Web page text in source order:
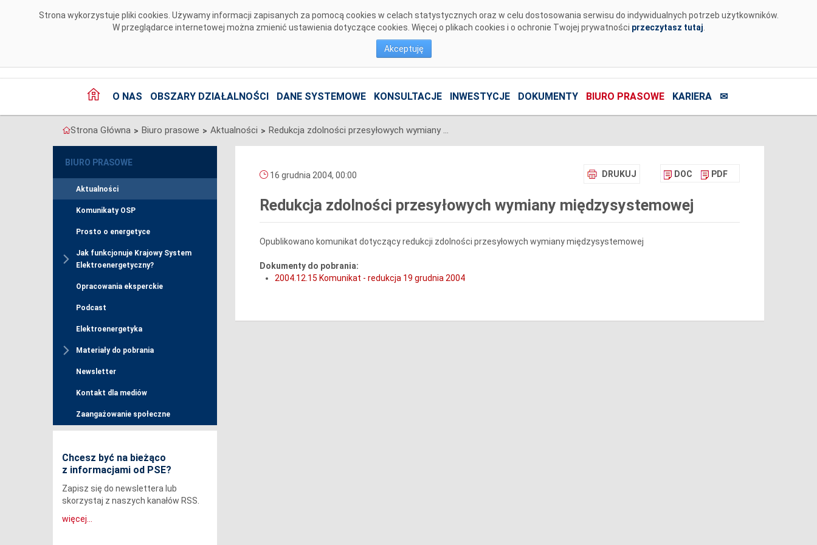
Strona wykorzystuje pliki cookies. Używamy informacji zapisanych za pomocą cookies w celach statystycznych oraz w celu dostosowania serwisu do indywidualnych potrzeb użytkowników.
W przeglądarce internetowej można zmienić ustawienia dotyczące cookies. Więcej o plikach cookies i o ochronie Twojej prywatności przeczytasz tutaj
Akceptuję
O NAS OBSZARY DZIAŁALNOŚCI DANE SYSTEMOWE KONSULTACJE INWESTYCJE DOKUMENTY BIURO PRASOWE KARIERA ✉
Strona Główna > Biuro prasowe > Aktualności > Redukcja zdolności przesyłowych wymiany międzysystemowej
BIURO PRASOWE
Aktualności
Komunikaty OSP
Prosto o energetyce
Jak funkcjonuje Krajowy System
Elektroenergetyczny?
Opracowania eksperckie
Podcast
Elektroenergetyka
Materiały do pobrania
Newsletter
Kontakt dla mediów
Zaangażowanie społeczne
Chcesz być na bieżąco
z informacjami od PSE?
Zapisz się do newslettera lub
skorzystaj z naszych kanałów RSS.
więcej...
DRUKUJ DOC PDF
16 grudnia 2004, 00:00
Redukcja zdolności przesyłowych wymiany międzysystemowej
Opublikowano komunikat dotyczący redukcji zdolności przesyłowych wymiany międzysystemowej
Dokumenty do pobrania:
2004.12.15 Komunikat - redukcja 19 grudnia 2004